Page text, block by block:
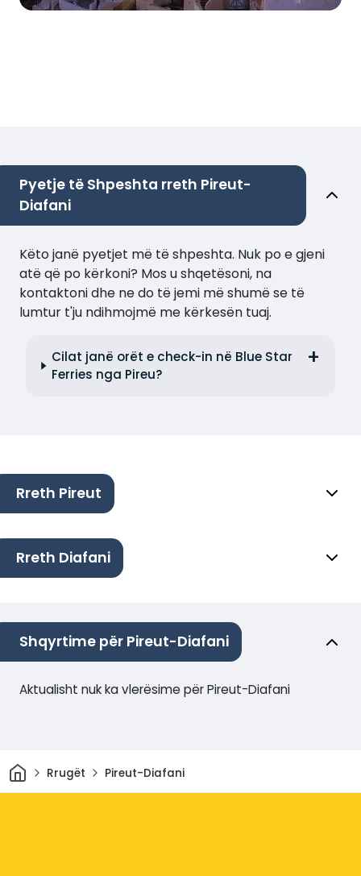
Pyetje të Shpeshta rreth Pireut-
Diafani
Këto janë pyetjet më të shpeshta. Nuk po e gjeni
atë që po kërkoni? Mos u shqetësoni, na
kontaktoni dhe ne do të jemi më shumë se të
lumtur t'ju ndihmojmë me kërkesën tuaj.
Cilat janë orët e check-in në Blue Star
Ferries nga Pireu?
Rreth Pireut
Rreth Diafani
Shqyrtime për Pireut-Diafani
Aktualisht nuk ka vlerësime për Pireut-Diafani
ShtëpiRrugët Pireut-Diafani